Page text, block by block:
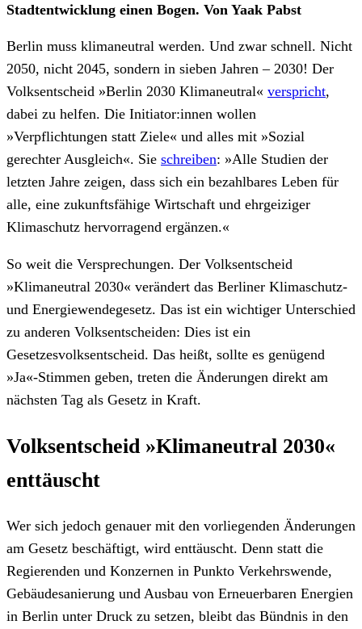
Stadtentwicklung einen Bogen. Von Yaak Pabst
Berlin muss klimaneutral werden. Und zwar schnell. Nicht
2050, nicht 2045, sondern in sieben Jahren – 2030! Der
Volksentscheid »Berlin 2030 Klimaneutral« verspricht,
dabei zu helfen. Die Initiator:innen wollen
»Verpflichtungen statt Ziele« und alles mit »Sozial
gerechter Ausgleich«. Sie schreiben: »Alle Studien der
letzten Jahre zeigen, dass sich ein bezahlbares Leben für
alle, eine zukunftsfähige Wirtschaft und ehrgeiziger
Klimaschutz hervorragend ergänzen.«
So weit die Versprechungen. Der Volksentscheid
»Klimaneutral 2030« verändert das Berliner Klimaschutz-
und Energiewendegesetz. Das ist ein wichtiger Unterschied
zu anderen Volksentscheiden: Dies ist ein
Gesetzesvolksentscheid. Das heißt, sollte es genügend
»Ja«-Stimmen geben, treten die Änderungen direkt am
nächsten Tag als Gesetz in Kraft.
Volksentscheid »Klimaneutral 2030«
enttäuscht
Wer sich jedoch genauer mit den vorliegenden Änderungen
am Gesetz beschäftigt, wird enttäuscht. Denn statt die
Regierenden und Konzernen in Punkto Verkehrswende,
Gebäudesanierung und Ausbau von Erneuerbaren Energien
in Berlin unter Druck zu setzen, bleibt das Bündnis in den